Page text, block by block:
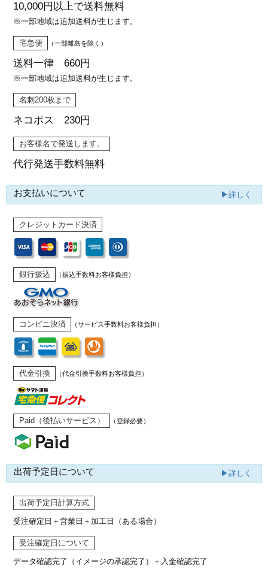
10,000円以上で送料無料
※一部地域は追加送料が生じます。
宅急便 （一部離島を除く）
送料一律 660円
※一部地域は追加送料が生じます。
名刺200枚まで
ネコポス 230円
お客様名で発送します。
代行発送手数料無料
お支払いについて ▶詳しく
クレジットカード決済
銀行振込 （振込手数料お客様負担）
コンビニ決済 （サービス手数料お客様負担）
代金引換 （代金引換手数料お客様負担）
Paid（後払いサービス） （登録必要）
出荷予定日について ▶詳しく
出荷予定日計算方式
受注確定日＋営業日＋加工日（ある場合）
受注確定日について
データ確認完了（イメージの承認完了） ＋入金確認完了